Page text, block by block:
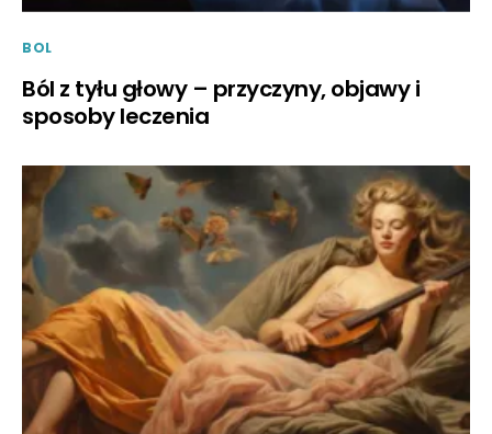
BOL
Ból z tyłu głowy – przyczyny, objawy i
sposoby leczenia